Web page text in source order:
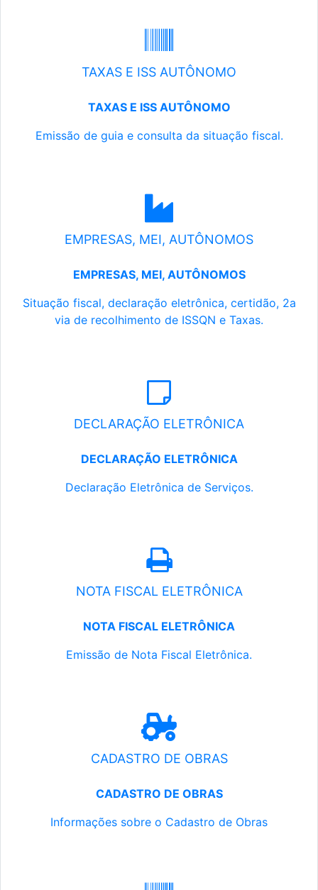
TAXAS E ISS AUTÔNOMO
TAXAS E ISS AUTÔNOMO
Emissão de guia e consulta da situação fiscal.
EMPRESAS, MEI, AUTÔNOMOS
EMPRESAS, MEI, AUTÔNOMOS
Situação fiscal, declaração eletrônica, certidão, 2a
via de recolhimento de ISSQN e Taxas.
DECLARAÇÃO ELETRÔNICA
DECLARAÇÃO ELETRÔNICA
Declaração Eletrônica de Serviços.
NOTA FISCAL ELETRÔNICA
NOTA FISCAL ELETRÔNICA
Emissão de Nota Fiscal Eletrônica.
CADASTRO DE OBRAS
CADASTRO DE OBRAS
Informações sobre o Cadastro de Obras